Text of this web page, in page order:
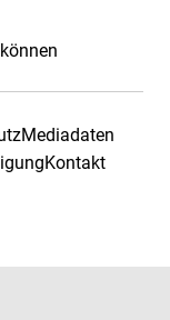
Mediadaten
Kontakt